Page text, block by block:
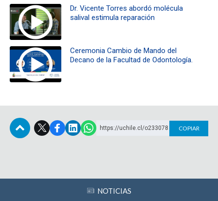
Dr. Vicente Torres abordó molécula
salival estimula reparación
Ceremonia Cambio de Mando del
Decano de la Facultad de Odontología.
https://uchile.cl/o233078 COPIAR
NOTICIAS